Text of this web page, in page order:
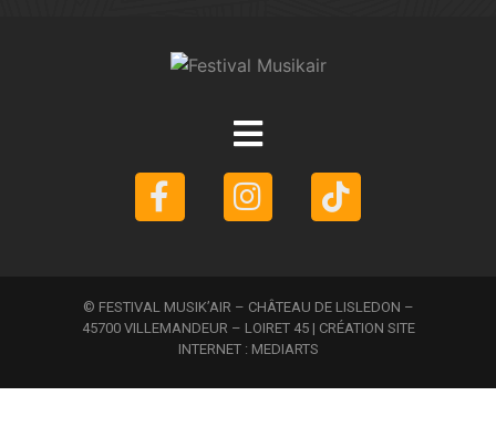
© FESTIVAL MUSIK’AIR – CHÂTEAU DE LISLEDON –
45700 VILLEMANDEUR – LOIRET 45 | CRÉATION SITE
INTERNET : MEDIARTS